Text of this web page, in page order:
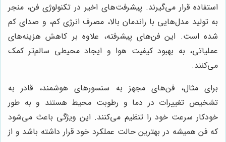
استفاده قرار می‌گیرند. پیشرفت‌های اخیر در تکنولوژی فن، منجر
به تولید مدل‌هایی با راندمان بالا، مصرف انرژی کم، و صدای کم
شده است. این فن‌های پیشرفته، علاوه بر کاهش هزینه‌های
عملیاتی، به بهبود کیفیت هوا و ایجاد محیطی سالم‌تر کمک
می‌کنند.
برای مثال، فن‌های مجهز به سنسورهای هوشمند، قادر به
تشخیص تغییرات در دما و رطوبت محیط هستند و به طور
خودکار سرعت خود را تنظیم می‌کنند. این ویژگی باعث می‌شود
که فن همیشه در بهترین حالت عملکرد خود قرار داشته باشد و از